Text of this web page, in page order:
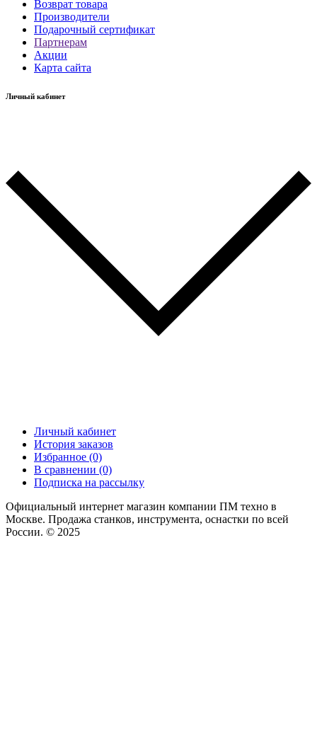
Возврат товара
Производители
Подарочный сертификат
Партнерам
Акции
Карта сайта
Личный кабинет
Личный кабинет
История заказов
Избранное (0)
В сравнении (0)
Подписка на рассылку
Официальный интернет магазин компании ПМ техно в
Москве. Продажа станков, инструмента, оснастки по всей
России. © 2025